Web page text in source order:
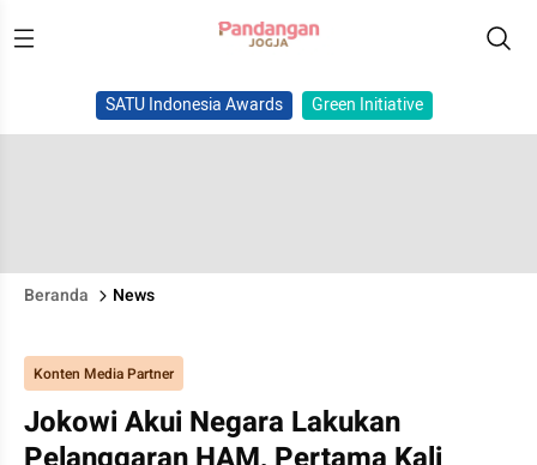
SATU Indonesia Awards Green Initiative
Beranda News
Konten Media Partner
Jokowi Akui Negara Lakukan